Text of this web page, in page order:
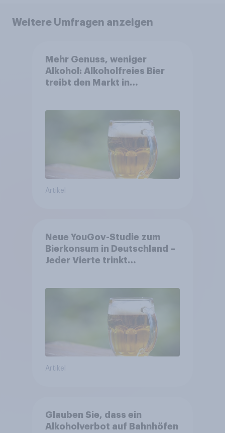
Weitere Umfragen anzeigen
Mehr Genuss, weniger
Alkohol: Alkoholfreies Bier
treibt den Markt in
Artikel
Neue YouGov-Studie zum
Bierkonsum in Deutschland –
Jeder Vierte trinkt
wächst um über 23 Prozent
Artikel
Glauben Sie, dass ein
Alkoholverbot auf Bahnhöfen